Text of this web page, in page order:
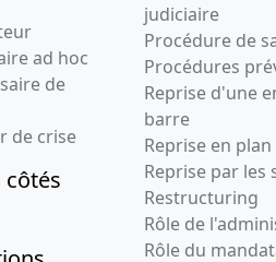
Sté pluripersonnelle
devient unipersonnelle
Procès-verbal
d'assemblée
générale, Statuts
constitutifs
Constitution d'une
société commerciale
suite à achat
ad hoc
de
de crise
côtés
judiciaire
Procédure de
Procédures
Reprise d'une
barre
Reprise en
Reprise par les
Restructuring
Rôle de
Rôle du